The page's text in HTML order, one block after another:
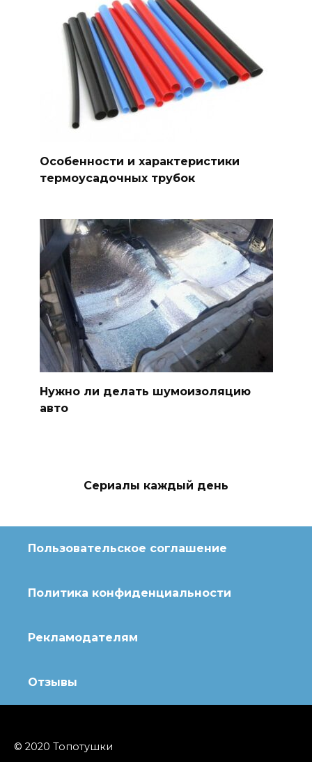
Особенности и характеристики
термоусадочных трубок
Нужно ли делать шумоизоляцию
авто
Сериалы каждый день
Пользовательское соглашение
Политика конфиденциальности
Рекламодателям
Отзывы
© 2020 Топотушки